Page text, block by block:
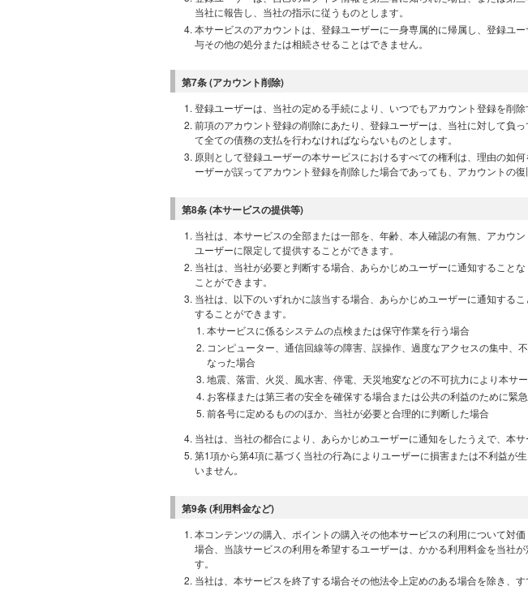
当社に報告し、当社の指示に従うものとします。
本サービスのアカウントは、登録ユーザーに一身専属的に帰属し、登録ユ
与その他の処分または相続させることはできません。
第7条 (アカウント削除)
登録ユーザーは、当社の定める手続により、いつでもアカウント登録を削除
前項のアカウント登録の削除にあたり、登録ユーザーは、当社に対して負
て全ての債務の支払を行わなければならないものとします。
原則として登録ユーザーの本サービスにおけるすべての権利は、理由の如
ーザーが誤ってアカウント登録を削除した場合であっても、アカウントの復
第8条 (本サービスの提供等)
当社は、本サービスの全部または一部を、年齢、本人確認の有無、アカウ
ユーザーに限定して提供することができます。
当社は、当社が必要と判断する場合、あらかじめユーザーに通知すること
ことができます。
当社は、以下のいずれかに該当する場合、あらかじめユーザーに通知する
することができます。
本サービスに係るシステムの点検または保守作業を行う場合
コンピューター、通信回線等の障害、誤操作、過度なアクセスの集中、
なった場合
地震、落雷、火災、風水害、停電、天災地変などの不可抗力により本サ
お客様または第三者の安全を確保する場合または公共の利益のために緊
前各号に定めるもののほか、当社が必要と合理的に判断した場合
当社は、当社の都合により、あらかじめユーザーに通知をしたうえで、本サ
第1項から第4項に基づく当社の行為によりユーザーに損害または不利益が
いません。
第9条 (利用料金など)
本コンテンツの購入、ポイントの購入その他本サービスの利用について対
場合、当該サービスの利用を希望するユーザーは、かかる利用料金を当社
す。
当社は、本サービスを終了する場合その他法令上定めのある場合を除き、